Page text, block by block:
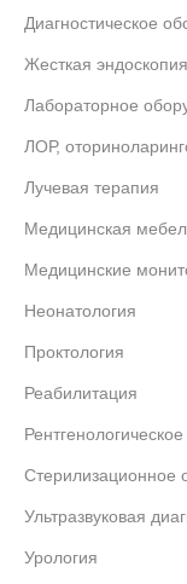
Диагностическое
Жесткая эндоскопия
Лабораторное
ЛОР,
Лучевая терапия
Медицинская
Медицинские
Неонатология
Проктология
Реабилитация
Стерилизационное
Ультразвуковая
Урология